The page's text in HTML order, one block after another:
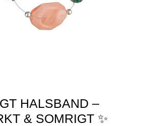
HALSBAND –
& SOMRIGT ✨